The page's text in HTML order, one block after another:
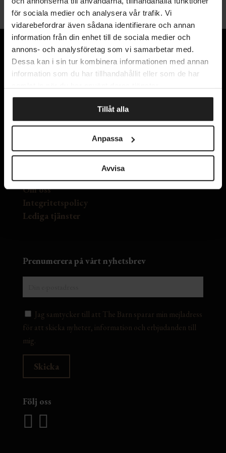
för sociala medier och analysera vår trafik. Vi
vidarebefordrar även sådana identifierare och annan
information från din enhet till de sociala medier och
annons- och analysföretag som vi samarbetar med.
Dessa kan i sin tur kombinera informationen med annan
information som du har tillhandahållit eller som de har
Tillåt alla
Anpassa
Avvisa
411 15 Göteborg
Om oss
Integritetspolicy
Lediga tjänster
Prenumerera på vårt nyhetsbrev
Jag samtycker till att The Barn sparar min mejladress
för att skicka nyheter, information och erbjudanden till
mig.
Följ oss